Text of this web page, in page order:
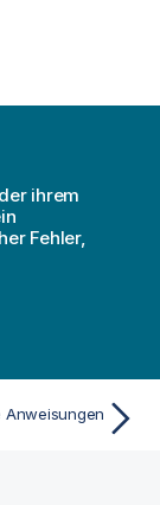
ihrem
Fehler,
Anweisungen